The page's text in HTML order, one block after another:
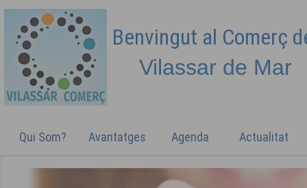
Benvingut al Comerç
Vilassar de Mar
Qui Som? Avantatges Agenda Actualitat